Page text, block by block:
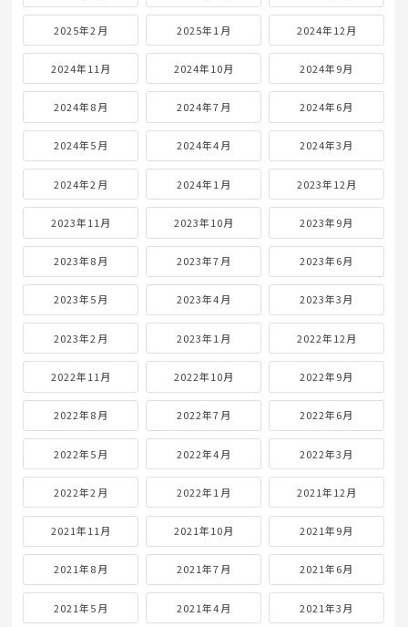
2025年2月 2025年1月 2024年12月
2024年11月 2024年10月 2024年9月
2024年8月 2024年7月 2024年6月
2024年5月 2024年4月 2024年3月
2024年2月 2024年1月 2023年12月
2023年11月 2023年10月 2023年9月
2023年8月 2023年7月 2023年6月
2023年5月 2023年4月 2023年3月
2023年2月 2023年1月 2022年12月
2022年11月 2022年10月 2022年9月
2022年8月 2022年7月 2022年6月
2022年5月 2022年4月 2022年3月
2022年2月 2022年1月 2021年12月
2021年11月 2021年10月 2021年9月
2021年8月 2021年7月 2021年6月
2021年5月 2021年4月 2021年3月